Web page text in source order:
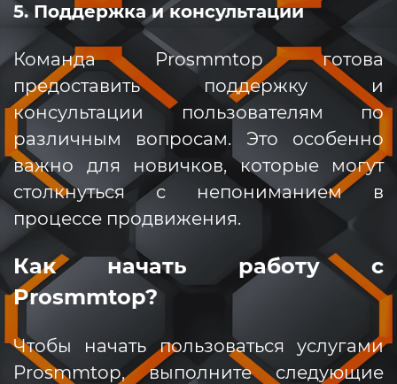
5. Поддержка и консультации
Команда Prosmmtop готова
предоставить поддержку и
консультации пользователям по
различным вопросам. Это особенно
важно для новичков, которые могут
столкнуться с непониманием в
процессе продвижения.
Как начать работу с
Prosmmtop?
Чтобы начать пользоваться услугами
Prosmmtop, выполните следующие